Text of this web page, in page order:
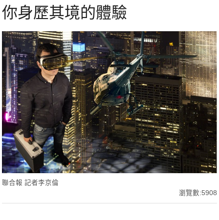
你身歷其境的體驗
聯合報 記者李京倫
瀏覽數:5908